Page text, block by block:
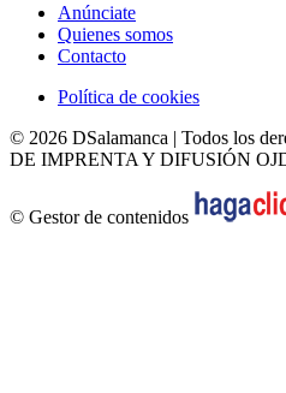
Anúnciate
Quienes somos
Contacto
Política de cookies
© 2026 DSalamanca | Todos los
DE IMPRENTA Y DIFUSIÓN
© Gestor de contenidos